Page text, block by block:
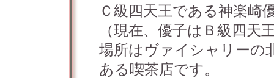
Ｃ級四天王である神楽崎
（現在、優子はＢ級四天
場所はヴァイシャリーの
ある喫茶店です。